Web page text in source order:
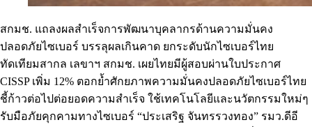
สกมช. แถลงผลสำเร็จการพัฒนาบุคลากรด้านความมั่นคง
ปลอดภัยไซเบอร์ บรรลุผลเกินคาด ยกระดับนักไซเบอร์ไทย
ทัดเทียมสากล เลขาฯ สกมช. เผยไทยมีผู้สอบผ่านใบประกาศ
CISSP เพิ่ม 12% ตอกย้ำศักยภาพความมั่นคงปลอดภัยไซเบอร์ไทย
ชี้ก้าวต่อไปต่อยอดความสำเร็จ ใช้เทคโนโลยีและนวัตกรรมใหม่ๆ
รับมือภัยคุกคามทางไซเบอร์ “ประเสริฐ จันทรรวงทอง” รมว.ดีอี